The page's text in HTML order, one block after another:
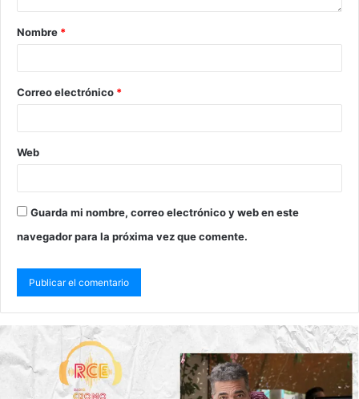
Nombre *
Correo electrónico *
Web
Guarda mi nombre, correo electrónico y web en este
navegador para la próxima vez que comente.